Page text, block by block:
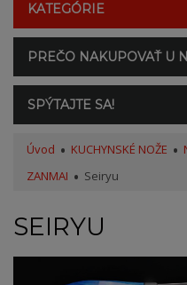
KATEGÓRIE
PREČO NAKUPOVAŤ U
SPÝTAJTE SA!
Úvod KUCHYNSKÉ NOŽE
ZANMAI
Seiryu
SEIRYU